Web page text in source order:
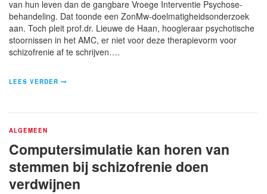
van hun leven dan de gangbare Vroege Interventie Psychose-
behandeling. Dat toonde een ZonMw-doelmatigheidsonderzoek
aan. Toch pleit prof.dr. Lieuwe de Haan, hoogleraar psychotische
stoornissen in het AMC, er niet voor deze therapievorm voor
schizofrenie af te schrijven….
LEES VERDER
ALGEMEEN
Computersimulatie kan horen van
stemmen bij schizofrenie doen
verdwijnen